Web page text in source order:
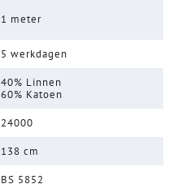
1 meter
5 werkdagen
40% Linnen
60% Katoen
24000
138 cm
BS 5852